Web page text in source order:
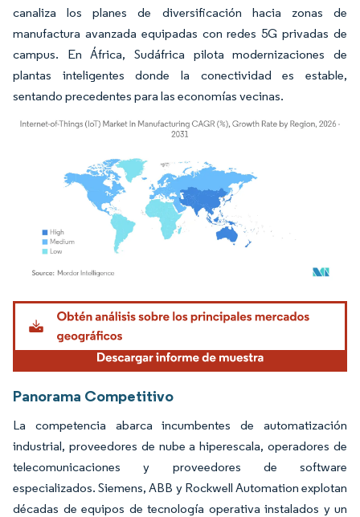
canaliza los planes de diversificación hacia zonas de
manufactura avanzada equipadas con redes 5G privadas de
campus. En África, Sudáfrica pilota modernizaciones de
plantas inteligentes donde la conectividad es estable,
sentando precedentes para las economías vecinas.
Imagen © Mordor Intelligence. El uso requiere atribución según CC BY 4.0.
Panorama Competitivo
La competencia abarca incumbentes de automatización
industrial, proveedores de nube a hiperescala, operadores de
telecomunicaciones y proveedores de software
especializados. Siemens, ABB y Rockwell Automation explotan
décadas de equipos de tecnología operativa instalados y un